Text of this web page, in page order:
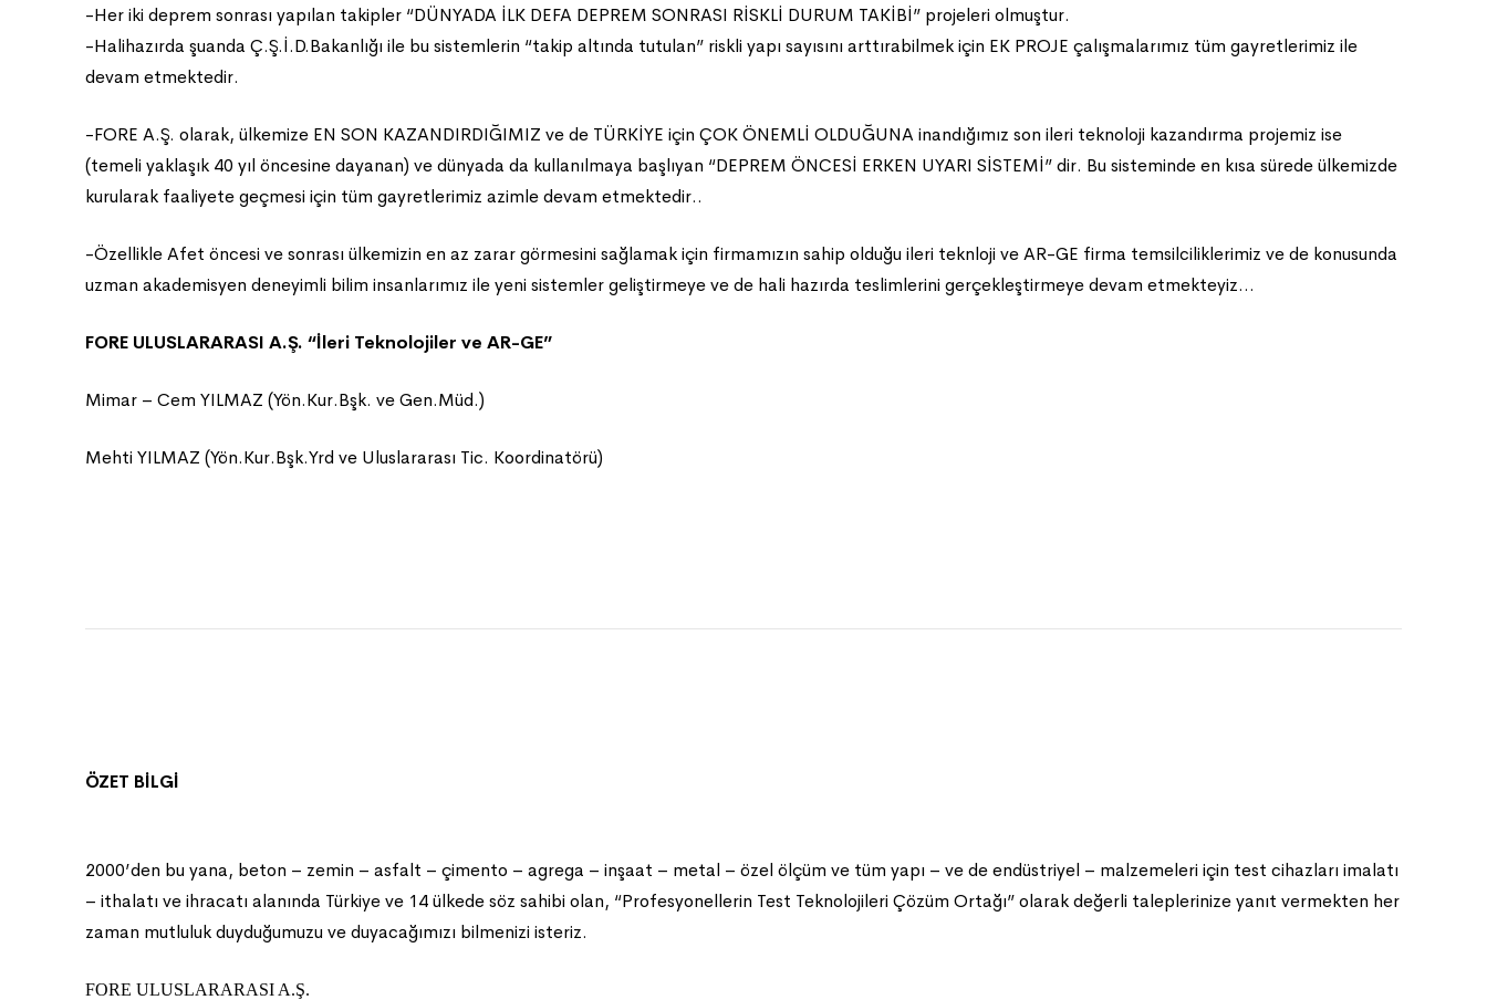
-Her iki deprem sonrası yapılan takipler “DÜNYADA İLK DEFA DEPREM SONRASI RİSKLİ DURUM TAKİBİ” projeleri olmuştur.
-Halihazırda şuanda Ç.Ş.İ.D.Bakanlığı ile bu sistemlerin “takip altında tutulan” riskli yapı sayısını arttırabilmek için EK PROJE çalışmalarımız tüm gayretlerimiz ile
devam etmektedir.
-FORE A.Ş. olarak, ülkemize EN SON KAZANDIRDIĞIMIZ ve de TÜRKİYE için ÇOK ÖNEMLİ OLDUĞUNA inandığımız son ileri teknoloji kazandırma projemiz ise
(temeli yaklaşık 40 yıl öncesine dayanan) ve dünyada da kullanılmaya başlıyan “DEPREM ÖNCESİ ERKEN UYARI SİSTEMİ” dir. Bu sisteminde en kısa sürede ülkemizde
kurularak faaliyete geçmesi için tüm gayretlerimiz azimle devam etmektedir..
-Özellikle Afet öncesi ve sonrası ülkemizin en az zarar görmesini sağlamak için firmamızın sahip olduğu ileri teknloji ve AR-GE firma temsilciliklerimiz ve de konusunda
uzman akademisyen deneyimli bilim insanlarımız ile yeni sistemler geliştirmeye ve de hali hazırda teslimlerini gerçekleştirmeye devam etmekteyiz…
FORE ULUSLARARASI A.Ş. “İleri Teknolojiler ve AR-GE”
Mimar – Cem YILMAZ (Yön.Kur.Bşk. ve Gen.Müd.)
Mehti YILMAZ (Yön.Kur.Bşk.Yrd ve Uluslararası Tic. Koordinatörü)
ÖZET BİLGİ
2000’den bu yana, beton – zemin – asfalt – çimento – agrega – inşaat – metal – özel ölçüm ve tüm yapı – ve de endüstriyel – malzemeleri için test cihazları imalatı
– ithalatı ve ihracatı alanında Türkiye ve 14 ülkede söz sahibi olan, “Profesyonellerin Test Teknolojileri Çözüm Ortağı” olarak değerli taleplerinize yanıt vermekten her
zaman mutluluk duyduğumuzu ve duyacağımızı bilmenizi isteriz.
FORE ULUSLARARASI A.Ş.